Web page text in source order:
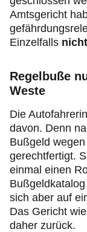
Amtsgericht
Einzelfalls
Regelbuße
Weste
Die
davon. Denn
Bußgeld
gerechtfertigt.
einmal einen
sich aber auf
Das Gericht
daher zurück.